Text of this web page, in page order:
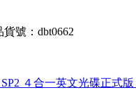
貨號：dbt0662
４合一英文光碟正式版